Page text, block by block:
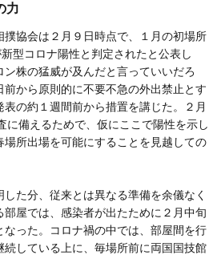
力
協会は２月９日時点で、１月の初場所
型コロナ陽性と判定されたと公表し
株の猛威が及んだと言っていいだろ
前から原則的に不要不急の外出禁止とす
の約１週間前から措置を講じた。２月
に備えるためで、仮にここで陽性を示し
場所出場を可能にすることを見越しての
た分、従来とは異なる準備を余儀なく
屋では、感染者が出たために２月中旬
なった。コロナ禍の中では、部屋間を行
続している上に、毎場所前に両国国技館